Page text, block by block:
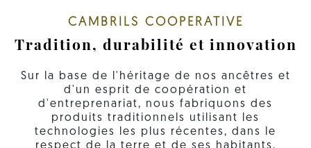
CAMBRILS COOPERATIVE
Tradition, durabilité et innovation
Sur la base de l'héritage de nos ancêtres et
d'un esprit de coopération et
d'entreprenariat, nous fabriquons des
produits traditionnels utilisant les
technologies les plus récentes, dans le